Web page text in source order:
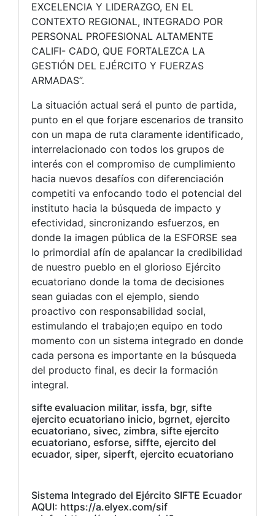
EXCELENCIA Y LIDERAZGO, EN EL
CONTEXTO REGIONAL, INTEGRADO POR
PERSONAL PROFESIONAL ALTAMENTE
CALIFI- CADO, QUE FORTALEZCA LA
GESTIÓN DEL EJÉRCITO Y FUERZAS
ARMADAS”.
La situación actual será el punto de partida,
punto en el que forjare escenarios de transito
con un mapa de ruta claramente identificado,
interrelacionado con todos los grupos de
interés con el compromiso de cumplimiento
hacia nuevos desafíos con diferenciación
competiti va enfocando todo el potencial del
instituto hacia la búsqueda de impacto y
efectividad, sincronizando esfuerzos, en
donde la imagen pública de la ESFORSE sea
lo primordial afín de apalancar la credibilidad
de nuestro pueblo en el glorioso Ejército
ecuatoriano donde la toma de decisiones
sean guiadas con el ejemplo, siendo
proactivo con responsabilidad social,
estimulando el trabajo;en equipo en todo
momento con un sistema integrado en donde
cada persona es importante en la búsqueda
del producto final, es decir la formación
integral.
sifte evaluacion militar, issfa, bgr, sifte
ejercito ecuatoriano inicio, bgrnet, ejercito
ecuatoriano, sivec, zimbra, sifte ejercito
ecuatoriano, esforse, siffte, ejercito del
ecuador, siper, siperft, ejercito ecuatoriano
Sistema Integrado del Ejército SIFTE Ecuador
AQUI: https://a.elyex.com/sif